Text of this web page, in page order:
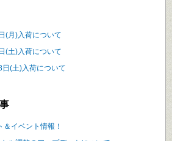
(月)入荷について
(土)入荷について
日(土)入荷について
イベント情報！